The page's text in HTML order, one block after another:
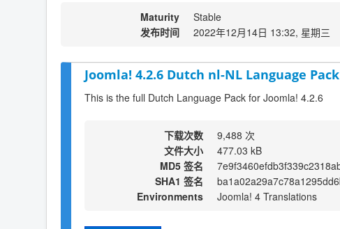
Maturity
Stable
发布时间
2022年12月14日 13:32, 星期三
Joomla! 4.2.6 Dutch nl-NL Language
This is the full Dutch Language Pack for Joomla! 4.2.6
下载次数
9,488 次
文件大小
477.03 kB
MD5 签名
SHA1 签名
Environments
Joomla! 4 Translations